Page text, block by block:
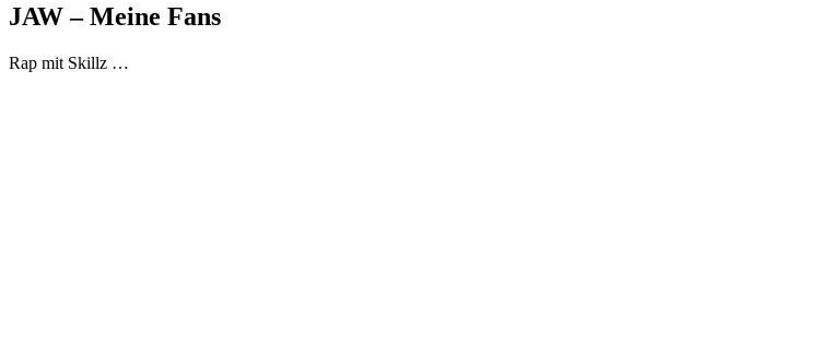
JAW – Meine Fans
Rap mit Skillz …